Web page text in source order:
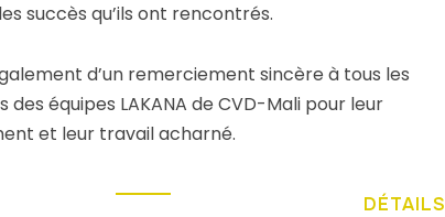
succès qu’ils ont rencontrés.
d’un remerciement sincère à tous les
des équipes LAKANA de CVD-Mali pour leur
et leur travail acharné.
DÉTAILS